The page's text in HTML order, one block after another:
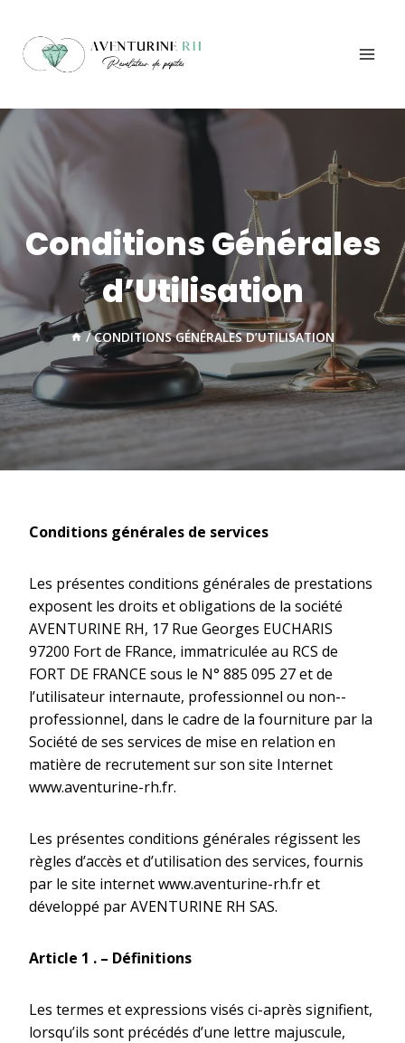
contenu
Conditions Générales
d’Utilisation
/ CONDITIONS GÉNÉRALES D’UTILISATION
Conditions générales de services
Les présentes conditions générales de prestations
exposent les droits et obligations de la société
AVENTURINE RH, 17 Rue Georges EUCHARIS
97200 Fort de FRance, immatriculée au RCS de
FORT DE FRANCE sous le N° 885 095 27 et de
l’utilisateur internaute, professionnel ou non-­­
professionnel, dans le cadre de la fourniture par la
Société de ses services de mise en relation en
matière de recrutement sur son site Internet
www.aventurine-rh.fr.
Les présentes conditions générales régissent les
règles d’accès et d’utilisation des services, fournis
par le site internet www.aventurine-rh.fr et
développé par AVENTURINE RH SAS.
Article 1 . – Définitions
Les termes et expressions visés ci-­­après signifient,
lorsqu’ils sont précédés d’une lettre majuscule,